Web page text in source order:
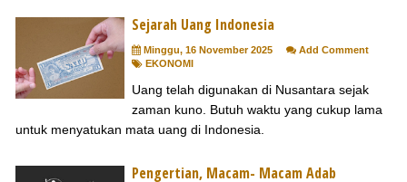
Sejarah Uang Indonesia
Minggu, 16 November 2025
Add Comment
EKONOMI
Uang telah digunakan di Nusantara sejak
zaman kuno. Butuh waktu yang cukup lama
untuk menyatukan mata uang di Indonesia.
Pengertian, Macam- Macam Adab